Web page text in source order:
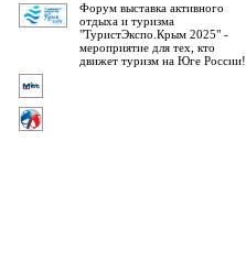
Форум выставка активного
отдыха и туризма
"ТуристЭкспо.Крым 2025" -
мероприятие для тех, кто
движет туризм на Юге России!